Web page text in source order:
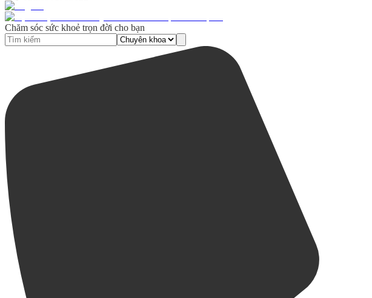
Chăm sóc sức khoẻ trọn đời cho bạn